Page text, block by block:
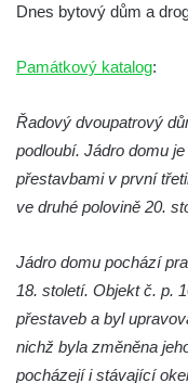
Budějovicích
či Kaplanka
Fara v Římově
Budova spořitelny
Rumburku
Gymnázium v
Budova čp. 1066/3
v Rumburku
Dnes bytový dům a
Památkový katalog:
Řadový dvoupatrový
podloubí. Jádro domu
přestavbami v první
ve druhé polovině 20.
Jádro domu pochází
18. století. Objekt č. p.
přestaveb a byl
nichž byla změněna
pocházejí i stávající